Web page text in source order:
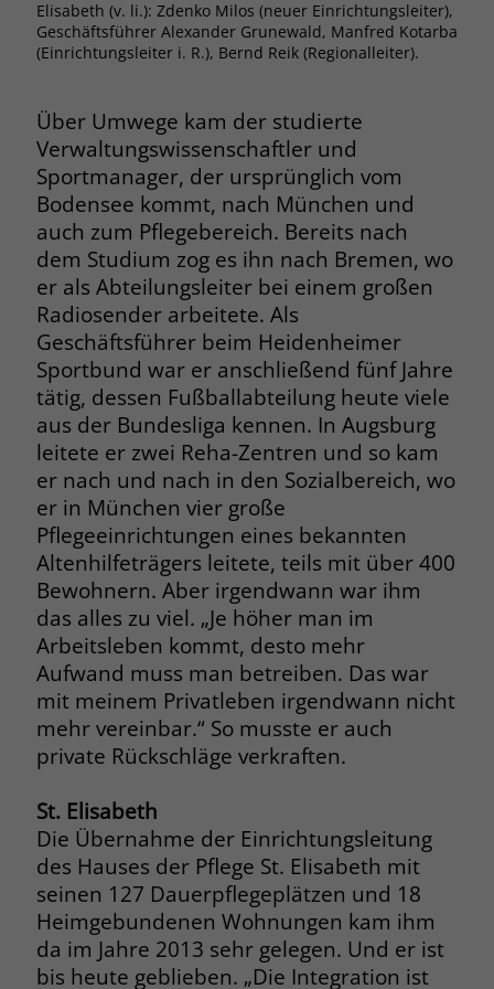
Elisabeth (v. li.): Zdenko Milos (neuer Einrichtungsleiter),
Geschäftsführer Alexander Grunewald, Manfred Kotarba
(Einrichtungsleiter i. R.), Bernd Reik (Regionalleiter).
Über Umwege kam der studierte
Verwaltungswissenschaftler und
Sportmanager, der ursprünglich vom
Bodensee kommt, nach München und
auch zum Pflegebereich. Bereits nach
dem Studium zog es ihn nach Bremen, wo
er als Abteilungsleiter bei einem großen
Radiosender arbeitete. Als
Geschäftsführer beim Heidenheimer
Sportbund war er anschließend fünf Jahre
tätig, dessen Fußballabteilung heute viele
aus der Bundesliga kennen. In Augsburg
leitete er zwei Reha-Zentren und so kam
er nach und nach in den Sozialbereich, wo
er in München vier große
Pflegeeinrichtungen eines bekannten
Altenhilfeträgers leitete, teils mit über 400
Bewohnern. Aber irgendwann war ihm
das alles zu viel. „Je höher man im
Arbeitsleben kommt, desto mehr
Aufwand muss man betreiben. Das war
mit meinem Privatleben irgendwann nicht
mehr vereinbar.“ So musste er auch
private Rückschläge verkraften.
St. Elisabeth
Die Übernahme der Einrichtungsleitung
des Hauses der Pflege St. Elisabeth mit
seinen 127 Dauerpflegeplätzen und 18
Heimgebundenen Wohnungen kam ihm
da im Jahre 2013 sehr gelegen. Und er ist
bis heute geblieben. „Die Integration ist
Name PHPSESSID
Laufzeit Session
Zweck
Behält die Zustände des Benutzers bei
allen Seitenanfragen bei.
Name cookie_optin
Anbieter www.stiftung-liebenau.de
Laufzeit 1 Monat
Zweck
Behält die Zustimmung des Benutzers
zum Cookie Opt-In
Name __cf_bm
Anbieter .fonts.net
Laufzeit 30 Minuten
Zweck
This cookie, set by Cloudflare, is used to
support Cloudflare Bot Management.
Name JSessionID
Anbieter jobs.stiftung-liebenau.de
Laufzeit Session
Zweck
Behält die Zustände des Benutzers bei
allen Seitenanfragen bei.
Browsers und die Einstellungen
exklusiv für diese Website zu speichern.
Dadurch wird gewährleistet, dass
derselben Website durchgeführt
werden, mit derselben
Benutzerkennung verknüpft werden.
Name _clsk
Anbieter www.clarity.ms
Laufzeit 1 Jahr
Zweck
Microsoft Clarity setzt dieses Cookie,
um die Seitenaufrufe eines Benutzers
zu speichern und in einer einzigen
Sitzungsaufzeichnung
zusammenzufassen.
Name _gcl_au
Anbieter Google Ads
Laufzeit 90 Tage
Zweck Enthält eine zufallsgenerierte User-ID.
Name _gcl_aw
Anbieter Google Ads
Laufzeit 90 Tage
Dieses Cookie wird gesetzt, wenn ein
User über einen Klick auf eine Google
Werbeanzeige auf die Website gelangt.
Es enthält Informationen darüber,